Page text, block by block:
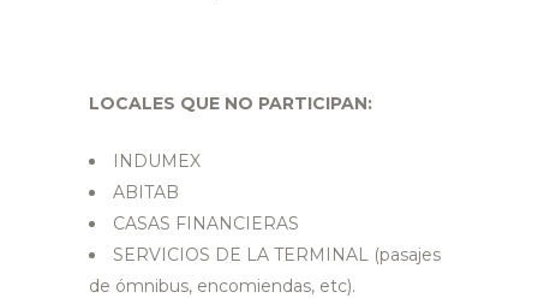
LOCALES QUE NO PARTICIPAN:
INDUMEX
ABITAB
CASAS FINANCIERAS
SERVICIOS DE LA TERMINAL (pasajes
de ómnibus, encomiendas, etc).